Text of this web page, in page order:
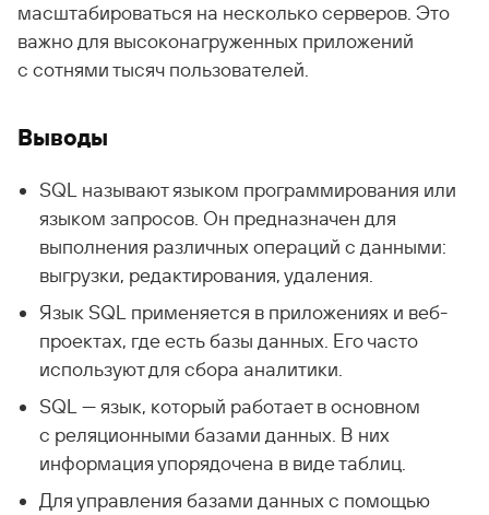
масштабироваться на несколько серверов. Это
важно для высоконагруженных приложений
с сотнями тысяч пользователей.
Выводы
SQL называют языком программирования или
языком запросов. Он предназначен для
выполнения различных операций с данными:
выгрузки, редактирования, удаления.
Язык SQL применяется в приложениях и веб-
проектах, где есть базы данных. Его часто
используют для сбора аналитики.
SQL — язык, который работает в основном
с реляционными базами данных. В них
информация упорядочена в виде таблиц.
Для управления базами данных с помощью